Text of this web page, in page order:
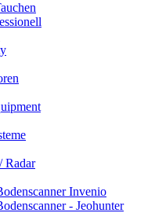
Radar
Invenio
- Jeohunter